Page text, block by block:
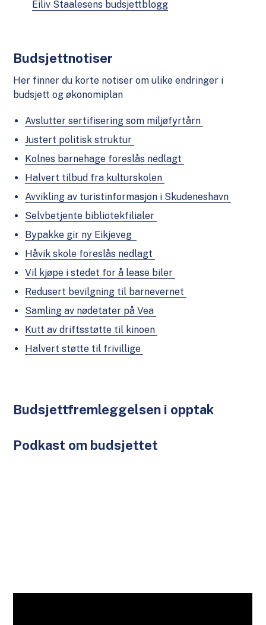
Eiliv Staalesens budsjettblogg
Budsjettnotiser
Her finner du korte notiser om ulike endringer i
budsjett og økonomiplan
Avslutter sertifisering som miljøfyrtårn
Justert politisk struktur
Kolnes barnehage foreslås nedlagt
Halvert tilbud fra kulturskolen
Avvikling av turistinformasjon i Skudeneshavn
Selvbetjente bibliotekfilialer
Bypakke gir ny Eikjeveg
Håvik skole foreslås nedlagt
Vil kjøpe i stedet for å lease biler
Redusert bevilgning til barnevernet
Samling av nødetater på Vea
Kutt av driftsstøtte til kinoen
Halvert støtte til frivillige
Budsjettfremleggelsen i opptak
Podkast om budsjettet